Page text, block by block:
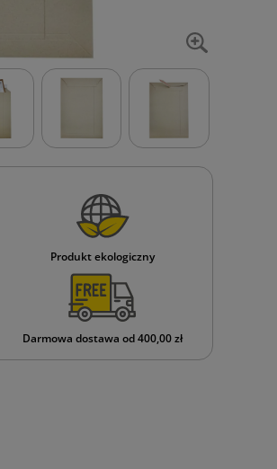
Produkt ekologiczny
Darmowa dostawa od 400,00 zł